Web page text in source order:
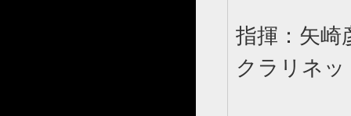
指揮：矢崎
クラリネ